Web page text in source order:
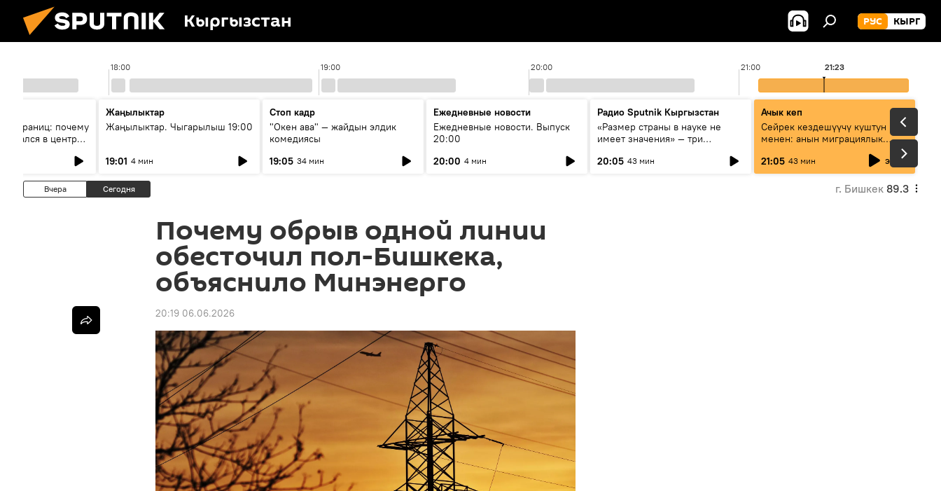
Кыргызстан РУС КЫРГ
18:00 19:00 20:00 21:00 21:23
границ: почему
в центре
Жаңылыктар
Жаңылыктар. Чыгарылыш 19:00
19:01 4 мин
Стоп кадр
"Окен ава" — жайдын элдик
комедиясы
19:05 34 мин
Ежедневные новости
Ежедневные новости. Выпуск
20:00
20:00 4 мин
Радио Sputnik Кыргызстан
«Размер страны в науке не
имеет значения» — три
России и Кыргызстана в
20:05 43 мин
Ачык кеп
Сейрек кездешүүчү куштун изи
менен: анын миграциялык
жолу эмнеден кабар берет?
21:05 43 мин эфир
Вчера Сегодня г. Бишкек 89.3
Почему обрыв одной линии
обесточил пол-Бишкека,
объяснило Минэнерго
20:19 06.06.2026